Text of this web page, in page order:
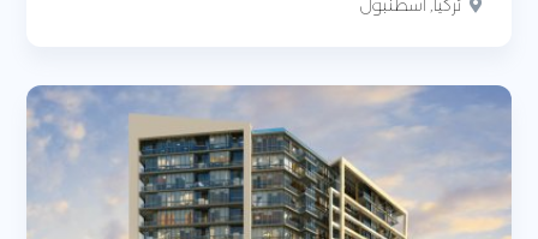
تركيا, اسطنبول